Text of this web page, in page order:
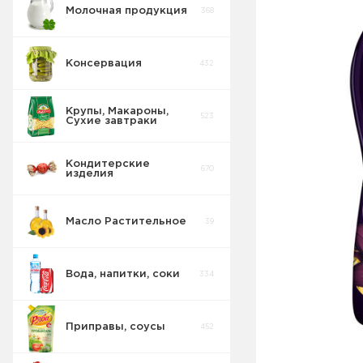
Молочная продукция 368
Консервация 432
Крупы, Макароны,
Сухие завтраки
523
Кондитерские
изделия
670
Масло Растительное 39
Вода, напитки, соки 334
Приправы, соусы 452